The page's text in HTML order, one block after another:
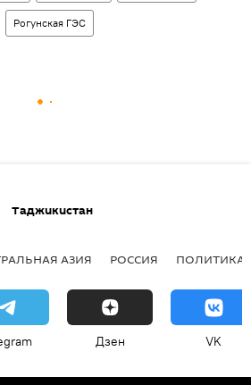
Рогунская ГЭС
Таджикистан
АЗИЯ РОССИЯ ПОЛИТИКА
Дзен VK